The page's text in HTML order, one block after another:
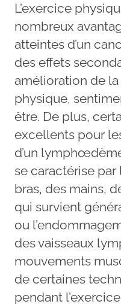
L’exercice
nombreux
atteintes d’un
des effets
amélioration de
physique,
être. De plus,
excellents pour
d’un
se caractérise par
bras, des mains,
qui survient
ou
des vaisseaux
mouvements
de certaines
pendant